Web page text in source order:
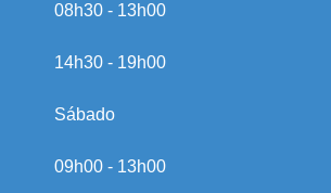
08h30 - 13h00
14h30 - 19h00
Sábado
09h00 - 13h00